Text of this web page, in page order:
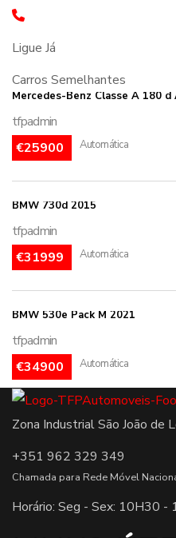
Ligue Já
Carros Semelhantes
Mercedes-Benz Classe A 180 d
tfpadmin
€25900
Automática
BMW 730d 2015
tfpadmin
€31999
Automática
BMW 530e Pack M 2021
tfpadmin
€34900
Automática
Zona Industrial São João de
+351 962 329 349
Chamada para Rede Móvel
Horário: Seg - Sex: 10H30